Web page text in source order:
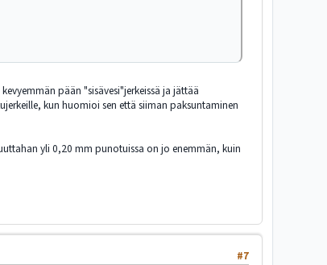
pään "sisävesi"jerkeissä ja jättää
kun huomioi sen että siiman paksuntaminen
yli 0,20 mm punotuissa on jo enemmän, kuin
#7